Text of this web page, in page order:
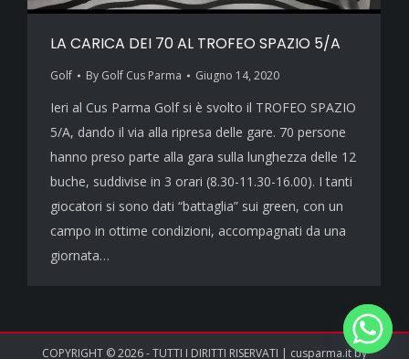
LA CARICA DEI 70 AL TROFEO SPAZIO 5/A
Golf By Golf Cus Parma Giugno 14, 2020
Ieri al Cus Parma Golf si è svolto il TROFEO SPAZIO
5/A, dando il via alla ripresa delle gare. 70 persone
hanno preso parte alla gara sulla lunghezza delle 12
buche, suddivise in 3 orari (8.30-11.30-16.00). I tanti
giocatori si sono dati “battaglia” sui green, con un
campo in ottime condizioni, accompagnati da una
giornata…
COPYRIGHT © 2026 - TUTTI I DIRITTI RISERVATI | cusparma.it by